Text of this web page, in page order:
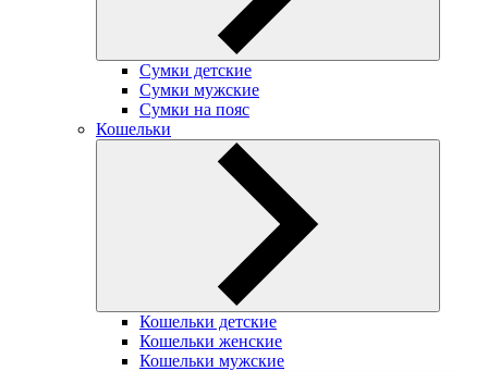
Сумки детские
Сумки мужские
Сумки на пояс
Кошельки
Кошельки детские
Кошельки женские
Кошельки мужские